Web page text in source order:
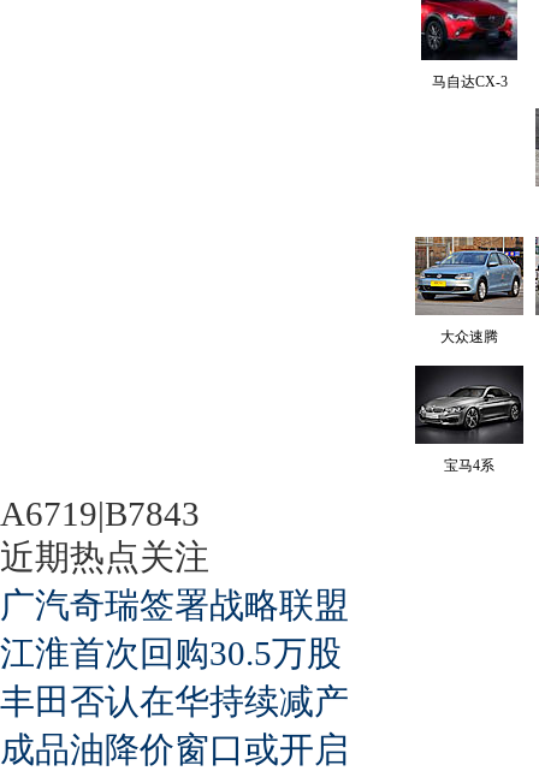
马自达CX-3
大众速腾
宝马4系
A6719|B7843
近期热点关注
广汽奇瑞签署战略联盟
江淮首次回购30.5万股
丰田否认在华持续减产
成品油降价窗口或开启